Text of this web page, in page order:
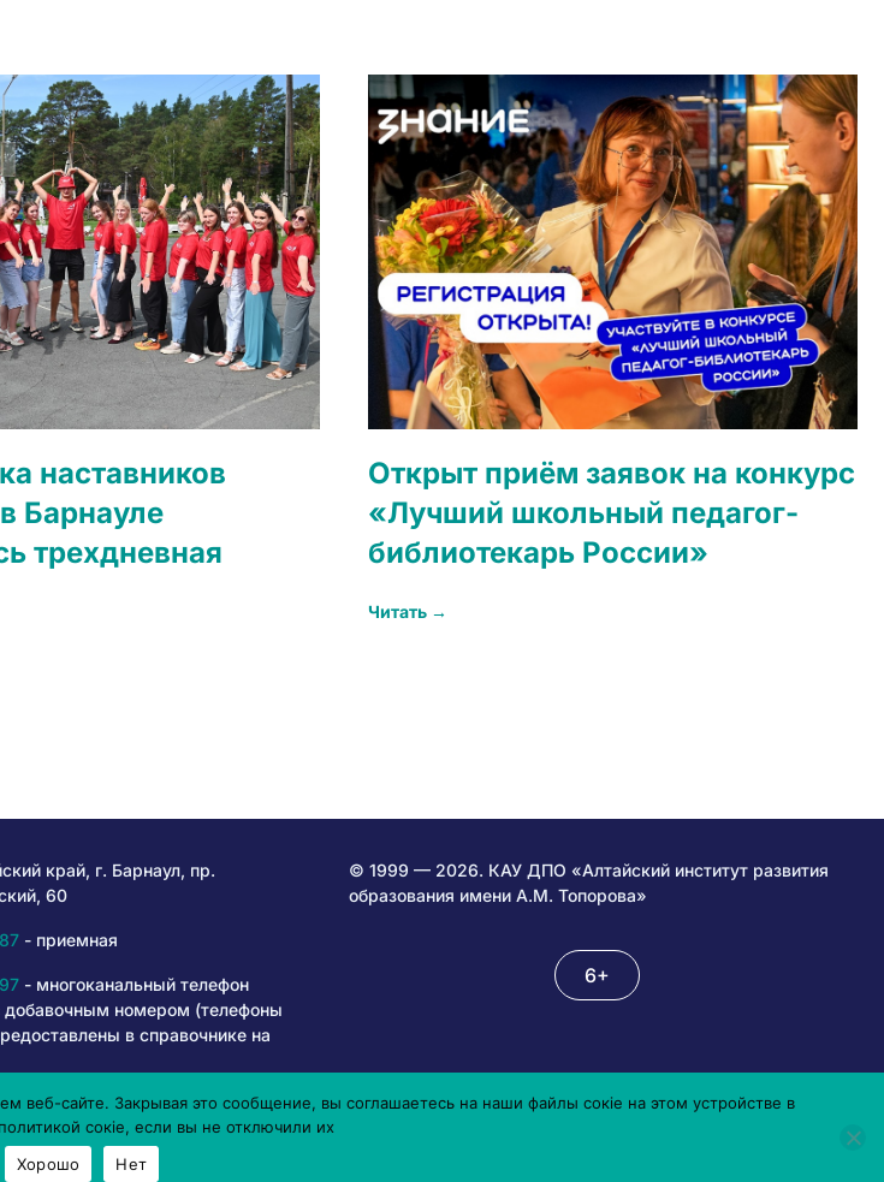
наставников
Барнауле
трехдневная
Открыт приём заявок на конкурс
«Лучший школьный педагог-
библиотекарь России»
Читать →
край, г. Барнаул, пр.
60
- приемная
- многоканальный телефон
добавочным номером (телефоны
в справочнике на
- горячая линия
© 1999 — 2026. КАУ ДПО «Алтайский институт развития
образования имени А.М. Топорова»
6+
сайте. Закрывая это сообщение, вы соглашаетесь на наши файлы сокіе на этом устройстве в
сокіе, если вы не отключили их
Хорошо
Нет